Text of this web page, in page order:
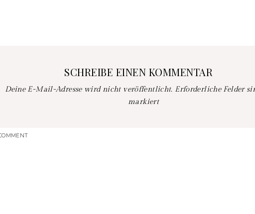
SCHREIBE EINEN KOMMENTAR
Deine E-Mail-Adresse wird nicht veröffentlicht. Erforderliche Felder
markiert